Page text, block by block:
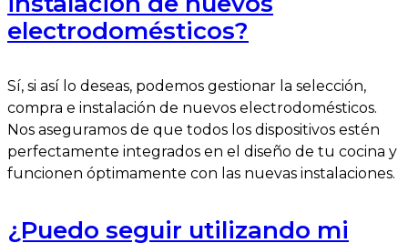
electrodomésticos?
Sí, si así lo deseas, podemos gestionar la selección,
compra e instalación de nuevos electrodomésticos.
Nos aseguramos de que todos los dispositivos estén
perfectamente integrados en el diseño de tu cocina y
funcionen óptimamente con las nuevas instalaciones.
¿Puedo seguir utilizando mi